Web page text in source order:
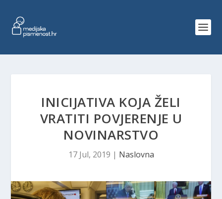
INICIJATIVA KOJA ŽELI
VRATITI POVJERENJE U
NOVINARSTVO
17 Jul, 2019 | Naslovna